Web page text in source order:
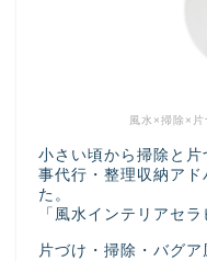
風水×掃除×片
小さい頃から掃除と
事代行・整理収納ア
た。
「風水インテリアセ
片づけ・掃除・バグ